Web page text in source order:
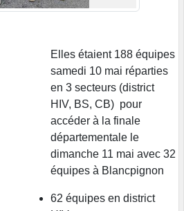
Elles étaient 188 équipes
samedi 10 mai réparties
en 3 secteurs (district
HIV, BS, CB) pour
accéder à la finale
départementale le
dimanche 11 mai avec 32
équipes à Blancpignon
62 équipes en district